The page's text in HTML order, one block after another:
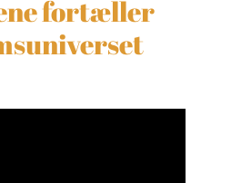
fortæller